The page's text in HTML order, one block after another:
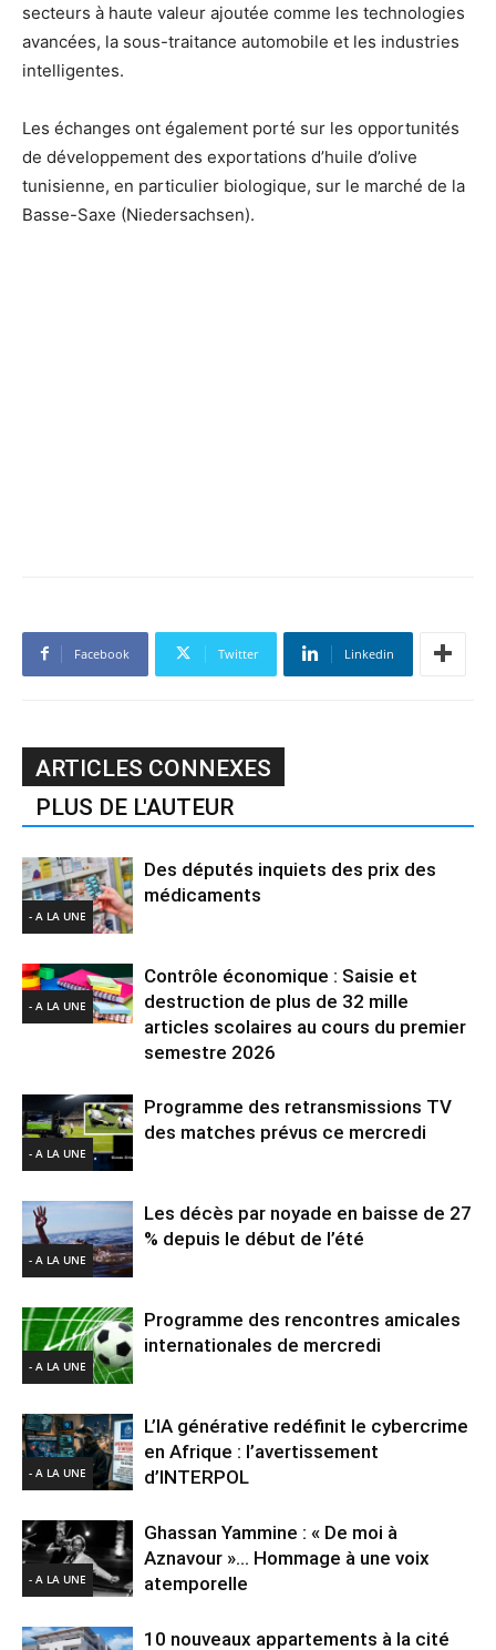
secteurs à haute valeur ajoutée comme les technologies
avancées, la sous-traitance automobile et les industries
intelligentes.
Les échanges ont également porté sur les opportunités
de développement des exportations d’huile d’olive
tunisienne, en particulier biologique, sur le marché de la
Basse-Saxe (Niedersachsen).
Facebook Twitter Linkedin
ARTICLES CONNEXES
PLUS DE L'AUTEUR
- A LA UNE
Des députés inquiets des prix des
médicaments
- A LA UNE
Contrôle économique : Saisie et
destruction de plus de 32 mille
articles scolaires au cours du premier
semestre 2026
- A LA UNE
Programme des retransmissions TV
des matches prévus ce mercredi
- A LA UNE
Les décès par noyade en baisse de 27
% depuis le début de l’été
- A LA UNE
Programme des rencontres amicales
internationales de mercredi
- A LA UNE
L’IA générative redéfinit le cybercrime
en Afrique : l’avertissement
d’INTERPOL
- A LA UNE
Ghassan Yammine : « De moi à
Aznavour »… Hommage à une voix
atemporelle
10 nouveaux appartements à la cité